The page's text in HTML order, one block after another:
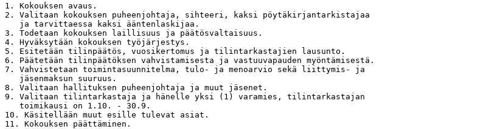
1. Kokouksen avaus.
2. Valitaan kokouksen puheenjohtaja, sihteeri, kaksi pöytäkirjantarkistajaa
   ja tarvittaessa kaksi ääntenlaskijaa.
3. Todetaan kokouksen laillisuus ja päätösvaltaisuus.
4. Hyväksytään kokouksen työjärjestys.
5. Esitetään tilinpäätös, vuosikertomus ja tilintarkastajien lausunto.
6. Päätetään tilinpäätöksen vahvistamisesta ja vastuuvapauden myöntämisestä.
7. Vahvistetaan toimintasuunnitelma, tulo- ja menoarvio sekä liittymis- ja
   jäsenmaksun suuruus.
8. Valitaan hallituksen puheenjohtaja ja muut jäsenet.
9. Valitaan tilintarkastaja ja hänelle yksi (1) varamies, tilintarkastajan
   toimikausi on 1.10. - 30.9.
10. Käsitellään muut esille tulevat asiat.
11. Kokouksen päättäminen.